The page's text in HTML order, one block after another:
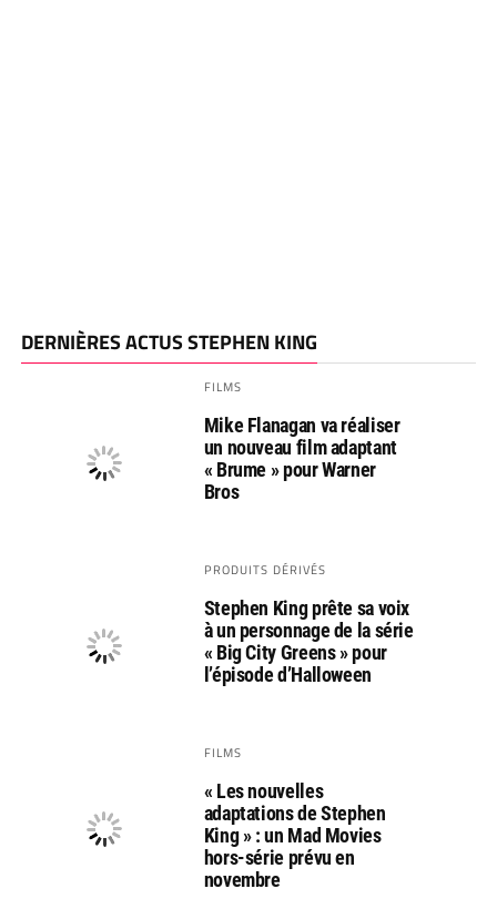
DERNIÈRES ACTUS STEPHEN KING
FILMS
Mike Flanagan va réaliser
un nouveau film adaptant
« Brume » pour Warner
Bros
PRODUITS DÉRIVÉS
Stephen King prête sa voix
à un personnage de la série
« Big City Greens » pour
l’épisode d’Halloween
FILMS
« Les nouvelles
adaptations de Stephen
King » : un Mad Movies
hors-série prévu en
novembre